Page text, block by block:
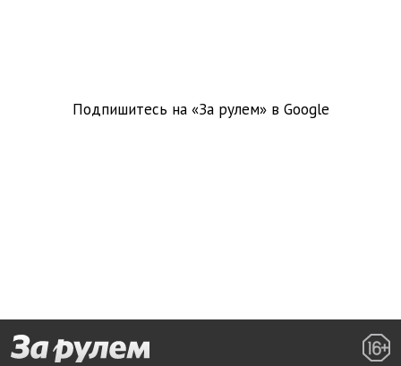
Подпишитесь на «За рулем» в Google